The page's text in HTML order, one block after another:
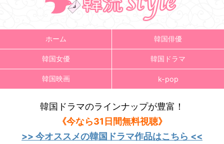
ホーム 韓国俳優
韓国女優 韓国ドラマ
韓国映画 k-pop
韓国ドラマのラインナップが豊富！
《今なら31日間無料視聴》
>> 今オススメの韓国ドラマ作品はこちら <<